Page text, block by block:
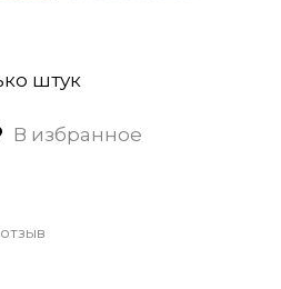
штук
В избранное